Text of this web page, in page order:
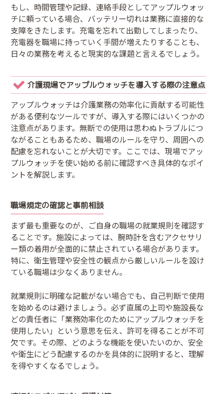
もし、時間管理や記録、連絡手段としてアップルウォッ
チに頼っている場合、バッテリー切れは業務に直接的な
支障をきたします。充電を忘れて出勤してしまったり、
充電器を職場に持っていく手間が増えたりすることも、
日々の業務を考えると現実的な課題と言えるでしょう。
介護現場でアップルウォッチを導入する際の注意点
アップルウォッチは介護業務の効率化に貢献する可能性
がある便利なツールですが、導入する際にはいくつかの
注意点があります。無断での使用は思わぬトラブルにつ
ながることもあるため、職場のルールを守り、周囲への
配慮を忘れないことが大切です。ここでは、現場でアッ
プルウォッチを使い始める前に確認すべき具体的なポイ
ントを解説します。
職場規定の確認と事前相談
まず最も重要なのが、ご自身の職場の就業規則を確認す
ることです。施設によっては、腕時計を含むアクセサリ
ー類の着用が全面的に禁止されている場合があります。
特に、衛生管理や安全性の観点から厳しいルールを設け
ている職場は少なくありません。
就業規則に明確な記載がない場合でも、自己判断で使用
を始めるのは避けましょう。必ず直属の上司や施設長な
どの責任者に「業務効率化のためにアップルウォッチを
使用したい」という意思を伝え、許可を得ることが不可
欠です。その際、どのような機能を使いたいのか、安全
や衛生にどう配慮するのかを具体的に説明すると、理解
を得やすくなるでしょう。